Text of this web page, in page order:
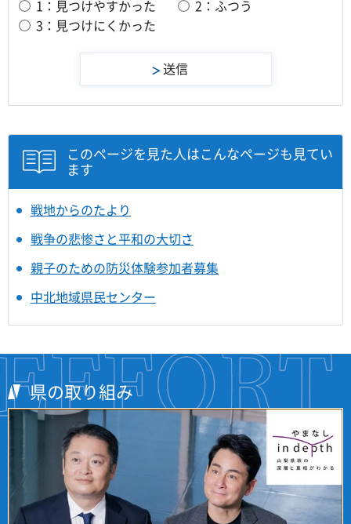
1：見つけやすかった
2：ふつう
3：見つけにくかった
このページを見た人はこんなページも見てい
ます
戦地からのたより
戦争の悲惨さと平和の大切さ
親子のための防災体験参加者募集
中北地域県民センター
県の取り組み